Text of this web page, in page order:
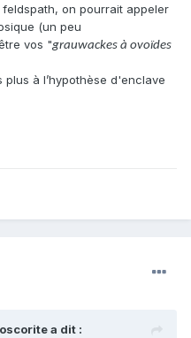
on pourrait appeler
(un peu
vos "grauwackes à ovoïdes
à l’hypothèse d'enclave
a dit :